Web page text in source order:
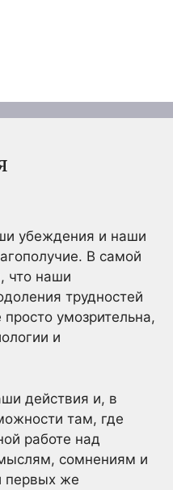
убеждения и наши
В самой
что наши
трудностей
умозрительна,
и
действия и, в
там, где
работе над
сомнениям и
первых же